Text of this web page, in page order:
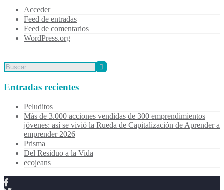
Acceder
Feed de entradas
Feed de comentarios
WordPress.org
Entradas recientes
Peluditos
Más de 3.000 acciones vendidas de 300 emprendimientos
jóvenes: así se vivió la Rueda de Capitalización de Aprender a
emprender 2026
Prisma
Del Residuo a la Vida
ecojeans